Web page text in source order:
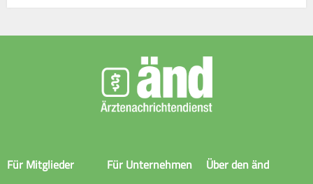
Für Mitglieder
Für Unternehmen
Über den änd